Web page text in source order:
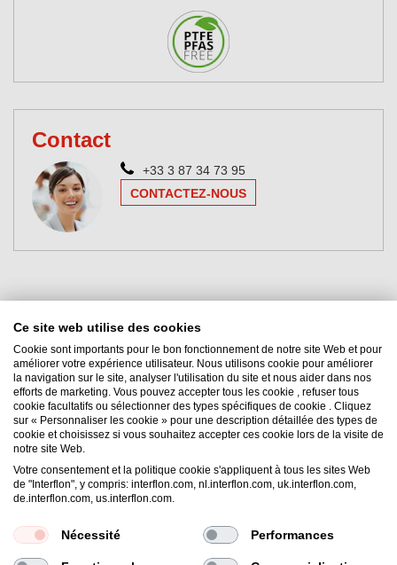
Contact
+33 3 87 34 73 95
CONTACTEZ-NOUS
Interflon France
9 rue Hubert Reeves, Zone Ecoparc
57140 Norroy-le-Veneur
France
Email:france@interflon.com
Ce site web utilise des cookies
Cookie sont importants pour le bon fonctionnement de notre site Web et pour
améliorer votre expérience utilisateur. Nous utilisons cookie pour améliorer
la navigation sur le site, analyser l'utilisation du site et nous aider dans nos
efforts de marketing. Vous pouvez accepter tous les cookie , refuser tous
cookie facultatifs ou sélectionner des types spécifiques de cookie . Cliquez
sur « Personnaliser les cookie » pour une description détaillée des types de
cookie et choisissez si vous souhaitez accepter ces cookie lors de la visite de
notre site Web.
Votre consentement et la politique cookie s'appliquent à tous les sites Web
de "Interflon", y compris: interflon.com, nl.interflon.com, uk.interflon.com,
de.interflon.com, us.interflon.com.
Nécessité Performances